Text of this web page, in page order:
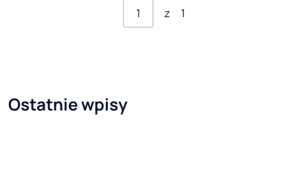
z 1
Ostatnie wpisy